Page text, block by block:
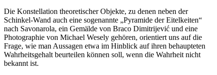
Die Konstellation theoretischer Objekte, zu denen neben der
Schinkel-Wand auch eine sogenannte „Pyramide der Eitelkeiten“
nach Savonarola, ein Gemälde von Braco Dimitrijević und eine
Photographie von Michael Wesely gehören, orientiert uns auf die
Frage, wie man Aussagen etwa im Hinblick auf ihren behaupteten
Wahrheitsgehalt beurteilen können soll, wenn die Wahrheit nicht
bekannt ist.